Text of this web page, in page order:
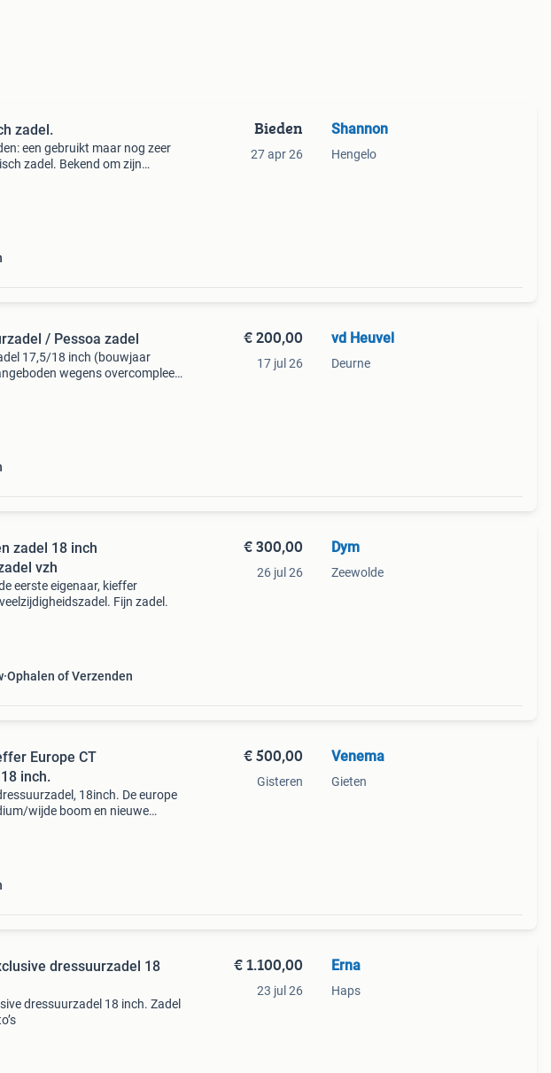
zadel.
een gebruikt maar nog zeer
zadel. Bekend om zijn
Bieden
27 apr 26
Shannon
Hengelo
/ Pessoa zadel
17,5/18 inch (bouwjaar
wegens overcompleet:
€ 200,00
17 jul 26
vd Heuvel
Deurne
zadel 18 inch
vzh
eerste eigenaar, kieffer
Fijn zadel.
Ophalen of Verzenden
€ 300,00
26 jul 26
Dym
Zeewolde
Europe CT
inch.
18inch. De europe
wijde boom en nieuwe
€ 500,00
Gisteren
Venema
Gieten
dressuurzadel 18
dressuurzadel 18 inch. Zadel
€ 1.100,00
23 jul 26
Erna
Haps